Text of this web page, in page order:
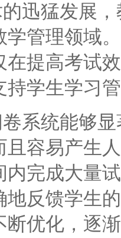
猛发展，
学管理领域
在提高考试
持学生学习
统能够显
且容易产生
内完成大量
地反馈学生
断优化，逐